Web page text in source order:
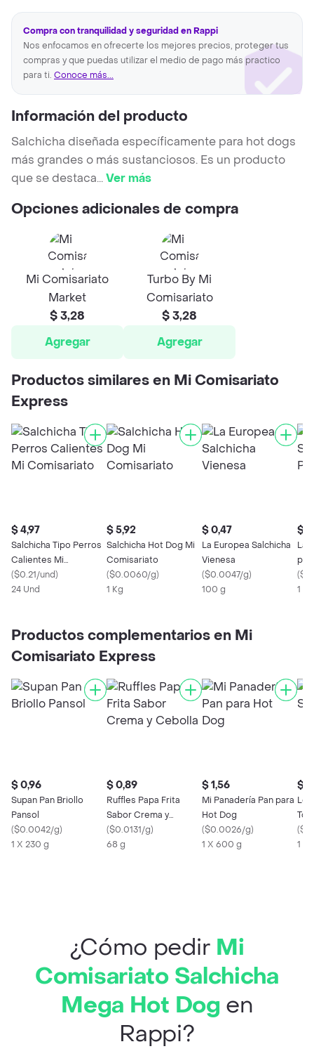
Compra con tranquilidad y seguridad en Rappi
Nos enfocamos en ofrecerte los mejores precios, proteger tus
compras y que puedas utilizar el medio de pago más practico
para ti. Conoce más...
Información del producto
Salchicha diseñada específicamente para hot dogs
más grandes o más sustanciosos. Es un producto
que se destaca...Ver más
Opciones adicionales de compra
Mi Comisariato
Market
$ 3,28
Agregar
Turbo By Mi
Comisariato
$ 3,28
Agregar
Productos similares en Mi Comisariato
Express
$ 4,97
Salchicha Tipo Perros
Calientes Mi
Comisariato
($0.21/und)
24 Und
$ 5,92
Salchicha Hot Dog Mi
Comisariato
($0.0060/g)
1 Kg
$ 0,47
La Europea Salchicha
Vienesa
($0.0047/g)
100 g
$
La
(
1
Productos complementarios en Mi
Comisariato Express
$ 0,96
Supan Pan Briollo
Pansol
($0.0042/g)
1 X 230 g
$ 0,89
Ruffles Papa Frita
Sabor Crema y
Cebolla
($0.0131/g)
68 g
$ 1,56
Mi Panadería Pan para
Hot Dog
($0.0026/g)
1 X 600 g
$
(
1 X
¿Cómo pedir Mi
Comisariato Salchicha
Mega Hot Dog en
Rappi?